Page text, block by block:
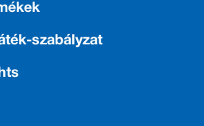
szabályzat